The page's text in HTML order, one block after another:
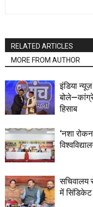
RELATED ARTICLES
MORE FROM AUTHOR
इंडिया
हिसाब
‘नशा
सचिवालय
में सिंडिकेट